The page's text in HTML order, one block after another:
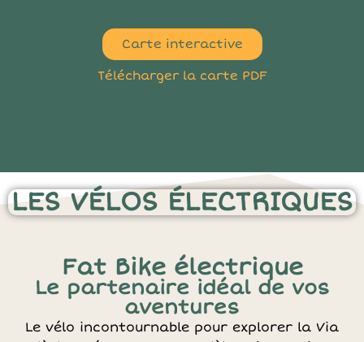
Carte interactive
Télécharger la carte PDF
LES VÉLOS ÉLECTRIQUES
Fat Bike électrique
Le partenaire idéal de vos
aventures
Le vélo incontournable pour explorer la Via